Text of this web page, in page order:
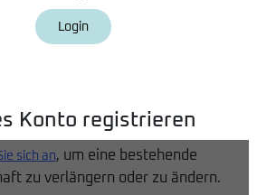
Login
Konto registrieren
sich an, um eine bestehende
zu verlängern oder zu ändern.